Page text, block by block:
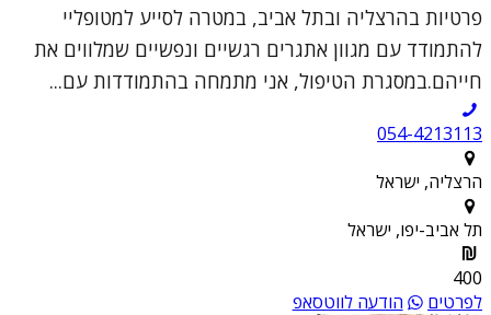
פרטיות בהרצליה ובתל אביב, במטרה לסייע למטופליי
להתמודד עם מגוון אתגרים רגשיים ונפשיים שמלווים את
חייהם.במסגרת הטיפול, אני מתמחה בהתמודדות עם...
054-4213113
הרצליה, ישראל
תל אביב-יפו, ישראל
400
לפרטים
הודעה לווטסאפ